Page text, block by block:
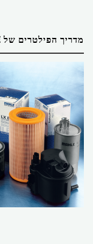
מדריך הפילטרים של MAHLE